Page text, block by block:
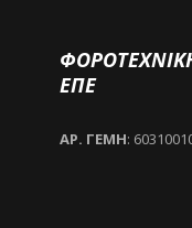
ΕΠΕ
ΑΡ. ΓΕΜΗ: